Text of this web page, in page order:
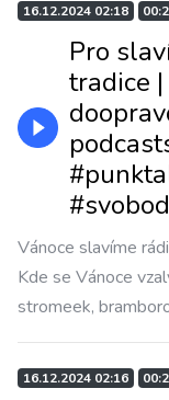
16.12.2024 02:18
Pro
tradice
Vánoce slavíme
Kde se Vánoce
stromeek,
16.12.2024 02:16